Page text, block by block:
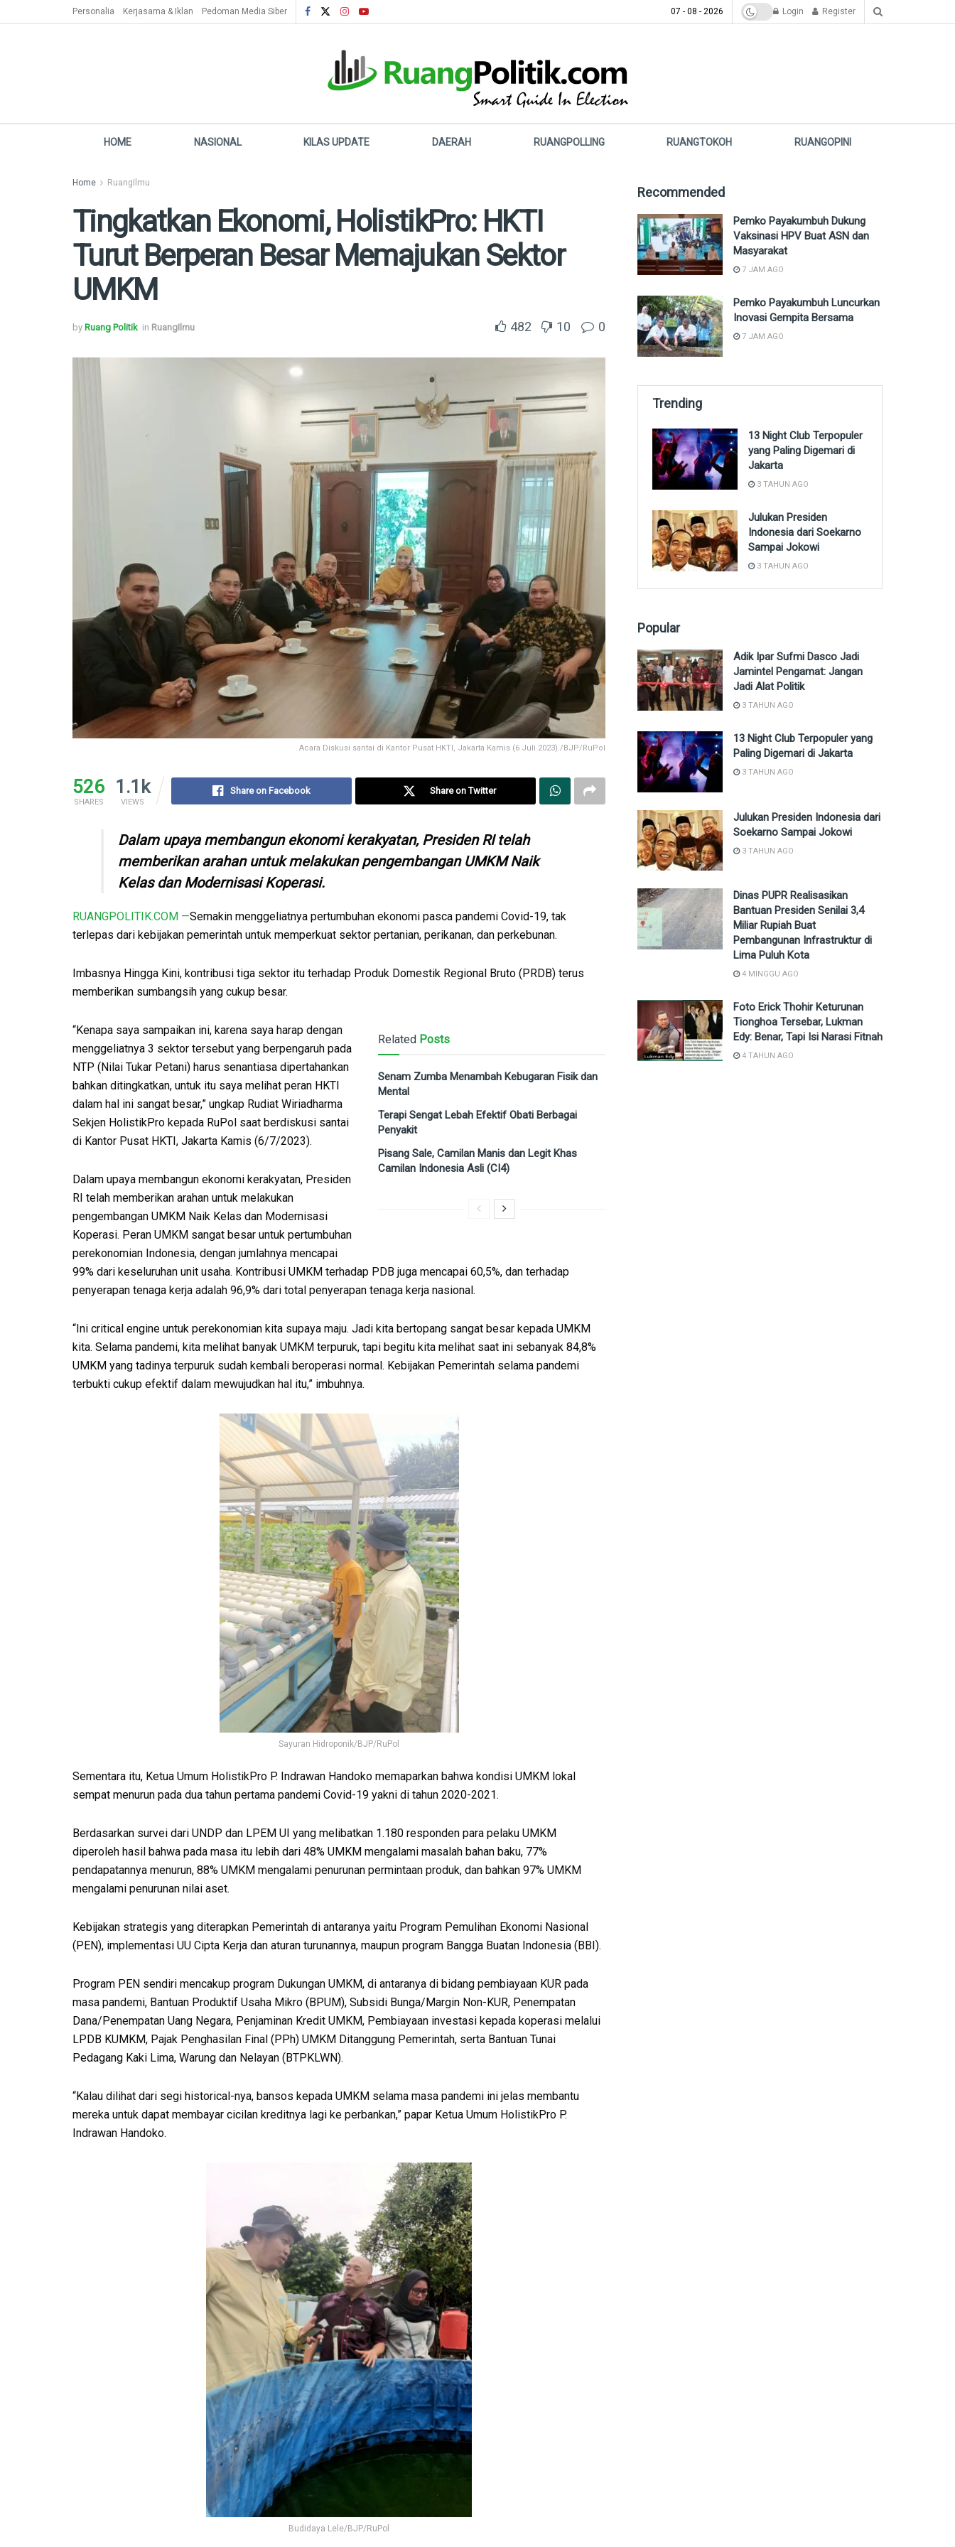
Personalia Kerjasama & Iklan Pedoman Media Siber 07 - 08 - 2026 Login Register
HOME NASIONAL KILAS UPDATE DAERAH RUANGPOLLING RUANGTOKOH RUANGOPINI
Home RuangIlmu
Tingkatkan Ekonomi, HolistikPro: HKTI
Turut Berperan Besar Memajukan Sektor
UMKM
by Ruang Politik in RuangIlmu 482 10 0
Acara Diskusi santai di Kantor Pusat HKTI, Jakarta Kamis (6 Juli 2023)./BJP/RuPol
526
SHARES
1.1k
VIEWS
Share on Facebook Share on Twitter
Dalam upaya membangun ekonomi kerakyatan, Presiden RI telah
memberikan arahan untuk melakukan pengembangan UMKM Naik
Kelas dan Modernisasi Koperasi.
RUANGPOLITIK.COM —Semakin menggeliatnya pertumbuhan ekonomi pasca pandemi Covid-19, tak
terlepas dari kebijakan pemerintah untuk memperkuat sektor pertanian, perikanan, dan perkebunan.
Imbasnya Hingga Kini, kontribusi tiga sektor itu terhadap Produk Domestik Regional Bruto (PRDB) terus
memberikan sumbangsih yang cukup besar.
Related Posts
Senam Zumba Menambah Kebugaran Fisik dan
Mental
Terapi Sengat Lebah Efektif Obati Berbagai
Penyakit
Pisang Sale, Camilan Manis dan Legit Khas
Camilan Indonesia Asli (CI4)
“Kenapa saya sampaikan ini, karena saya harap dengan
menggeliatnya 3 sektor tersebut yang berpengaruh pada
NTP (Nilai Tukar Petani) harus senantiasa dipertahankan
bahkan ditingkatkan, untuk itu saya melihat peran HKTI
dalam hal ini sangat besar,” ungkap Rudiat Wiriadharma
Sekjen HolistikPro kepada RuPol saat berdiskusi santai
di Kantor Pusat HKTI, Jakarta Kamis (6/7/2023).
Dalam upaya membangun ekonomi kerakyatan, Presiden
RI telah memberikan arahan untuk melakukan
pengembangan UMKM Naik Kelas dan Modernisasi
Koperasi. Peran UMKM sangat besar untuk pertumbuhan
perekonomian Indonesia, dengan jumlahnya mencapai
99% dari keseluruhan unit usaha. Kontribusi UMKM terhadap PDB juga mencapai 60,5%, dan terhadap
penyerapan tenaga kerja adalah 96,9% dari total penyerapan tenaga kerja nasional.
“Ini critical engine untuk perekonomian kita supaya maju. Jadi kita bertopang sangat besar kepada UMKM
kita. Selama pandemi, kita melihat banyak UMKM terpuruk, tapi begitu kita melihat saat ini sebanyak 84,8%
UMKM yang tadinya terpuruk sudah kembali beroperasi normal. Kebijakan Pemerintah selama pandemi
terbukti cukup efektif dalam mewujudkan hal itu,” imbuhnya.
Sayuran Hidroponik/BJP/RuPol
Sementara itu, Ketua Umum HolistikPro P. Indrawan Handoko memaparkan bahwa kondisi UMKM lokal
sempat menurun pada dua tahun pertama pandemi Covid-19 yakni di tahun 2020-2021.
Berdasarkan survei dari UNDP dan LPEM UI yang melibatkan 1.180 responden para pelaku UMKM
diperoleh hasil bahwa pada masa itu lebih dari 48% UMKM mengalami masalah bahan baku, 77%
pendapatannya menurun, 88% UMKM mengalami penurunan permintaan produk, dan bahkan 97% UMKM
mengalami penurunan nilai aset.
Kebijakan strategis yang diterapkan Pemerintah di antaranya yaitu Program Pemulihan Ekonomi Nasional
(PEN), implementasi UU Cipta Kerja dan aturan turunannya, maupun program Bangga Buatan Indonesia (BBI).
Program PEN sendiri mencakup program Dukungan UMKM, di antaranya di bidang pembiayaan KUR pada
masa pandemi, Bantuan Produktif Usaha Mikro (BPUM), Subsidi Bunga/Margin Non-KUR, Penempatan
Dana/Penempatan Uang Negara, Penjaminan Kredit UMKM, Pembiayaan investasi kepada koperasi melalui
LPDB KUMKM, Pajak Penghasilan Final (PPh) UMKM Ditanggung Pemerintah, serta Bantuan Tunai
Pedagang Kaki Lima, Warung dan Nelayan (BTPKLWN).
“Kalau dilihat dari segi historical-nya, bansos kepada UMKM selama masa pandemi ini jelas membantu
mereka untuk dapat membayar cicilan kreditnya lagi ke perbankan,” papar Ketua Umum HolistikPro P.
Indrawan Handoko.
Budidaya Lele/BJP/RuPol
Recommended
Pemko Payakumbuh Dukung
Vaksinasi HPV Buat ASN dan
Masyarakat
7 JAM AGO
Pemko Payakumbuh Luncurkan
Inovasi Gempita Bersama
7 JAM AGO
Trending
13 Night Club Terpopuler
yang Paling Digemari di
Jakarta
3 TAHUN AGO
Julukan Presiden
Indonesia dari Soekarno
Sampai Jokowi
3 TAHUN AGO
Popular
Adik Ipar Sufmi Dasco Jadi
Jamintel Pengamat: Jangan
Jadi Alat Politik
3 TAHUN AGO
13 Night Club Terpopuler yang
Paling Digemari di Jakarta
3 TAHUN AGO
Julukan Presiden Indonesia dari
Soekarno Sampai Jokowi
3 TAHUN AGO
Dinas PUPR Realisasikan
Bantuan Presiden Senilai 3,4
Miliar Rupiah Buat
Pembangunan Infrastruktur di
Lima Puluh Kota
4 MINGGU AGO
Foto Erick Thohir Keturunan
Tionghoa Tersebar, Lukman
Edy: Benar, Tapi Isi Narasi Fitnah
4 TAHUN AGO